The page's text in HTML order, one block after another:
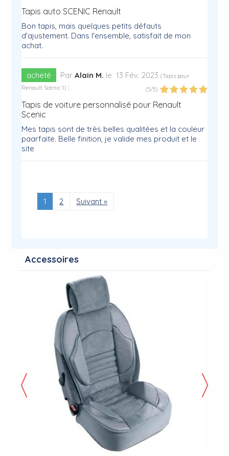
Tapis auto SCENIC Renault
Bon tapis, mais quelques petits défauts
d'ajustement. Dans l'ensemble, satisfait de mon
achat.
acheté ParAlain M. le13 Fév. 2023(Tapis pour
Renault Scenic 1) : (5/5)
Tapis de voiture personnalisé pour Renault
Scenic
Mes tapis sont de très belles qualitées et la couleur
paarfaite. Belle finition, je valide mes produit et le
site
1 2 Suivant »
Accessoires